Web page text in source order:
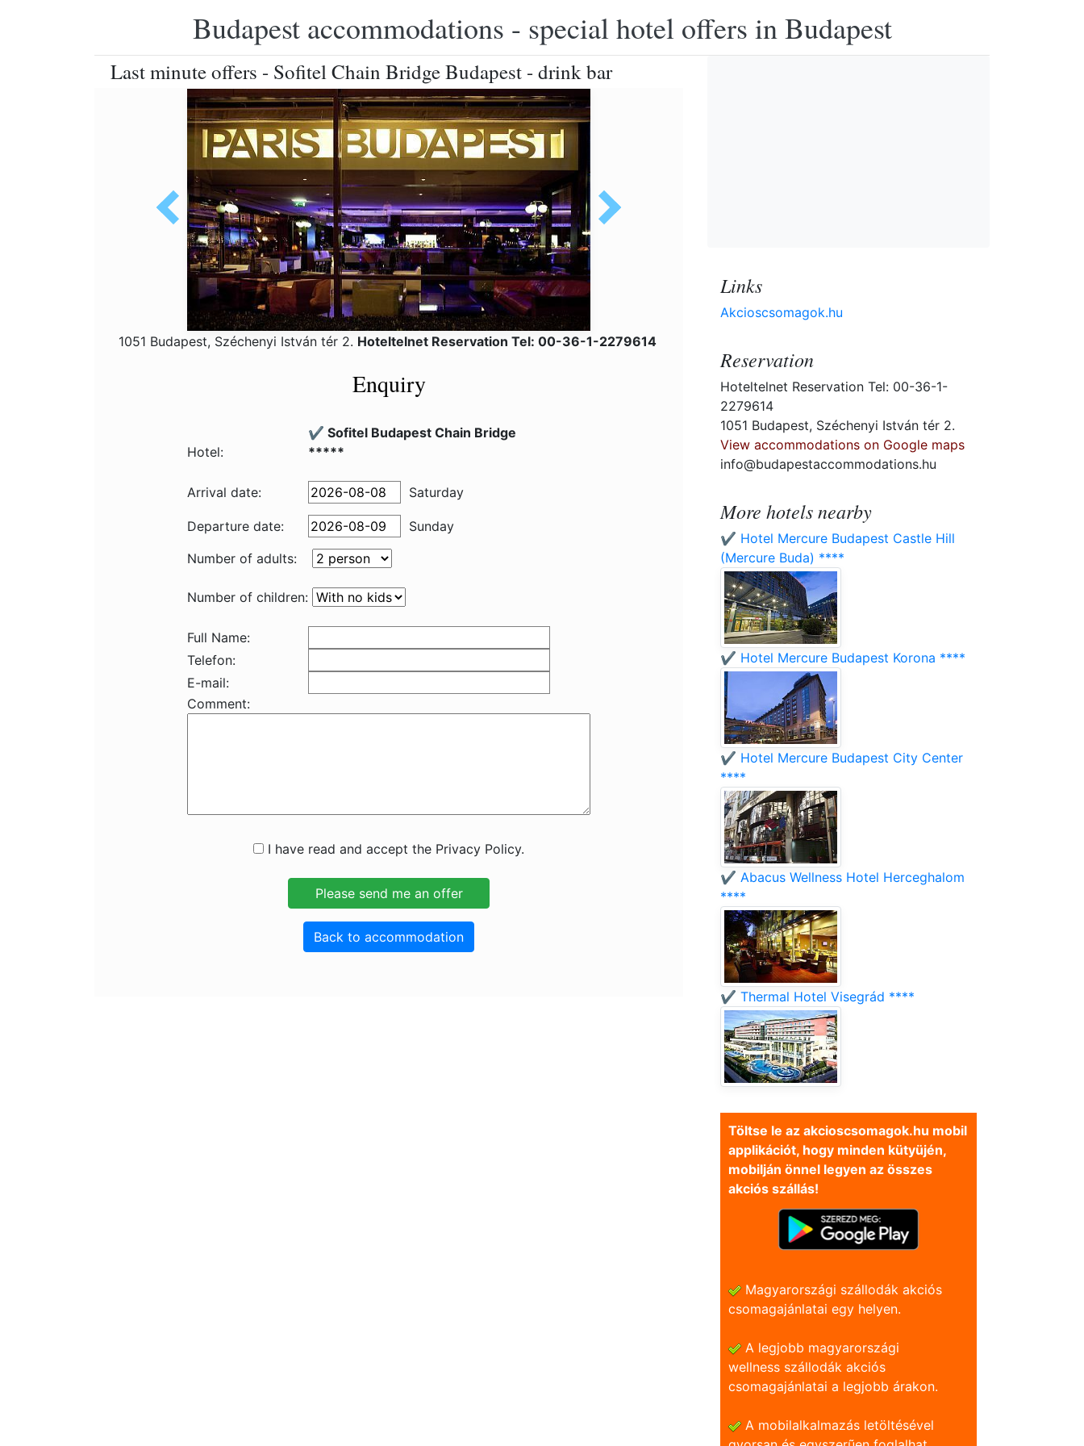
Budapest accommodations - special hotel offers in Budapest
Last minute offers - Sofitel Chain Bridge Budapest - drink bar
1051 Budapest, Széchenyi István tér 2. Hoteltelnet Reservation Tel: 00-36-1-2279614
Enquiry
Hotel:
✔️ Sofitel Budapest Chain Bridge
*****
Arrival date: Saturday
Departure date:
Sunday
Number of adults:
Number of children:
Full Name:
Telefon:
E-mail:
Comment:
I have read and accept the Privacy Policy.
Back to accommodation
Links
Akcioscsomagok.hu
Reservation
Hoteltelnet Reservation Tel: 00-36-1-
2279614
1051 Budapest, Széchenyi István tér 2.
View accommodations on Google maps
info@budapestaccommodations.hu
More hotels nearby
✔️ Hotel Mercure Budapest Castle Hill
(Mercure Buda) ****
✔️ Hotel Mercure Budapest Korona ****
✔️ Hotel Mercure Budapest City Center
****
✔️ Abacus Wellness Hotel Herceghalom
****
✔️ Thermal Hotel Visegrád ****
Töltse le az akcioscsomagok.hu mobil
applikációt, hogy minden kütyüjén,
mobilján önnel legyen az összes
akciós szállás!
Magyarországi szállodák akciós
csomagajánlatai egy helyen.
A legjobb magyarországi
wellness szállodák akciós
csomagajánlatai a legjobb árakon.
A mobilalkalmazás letöltésével